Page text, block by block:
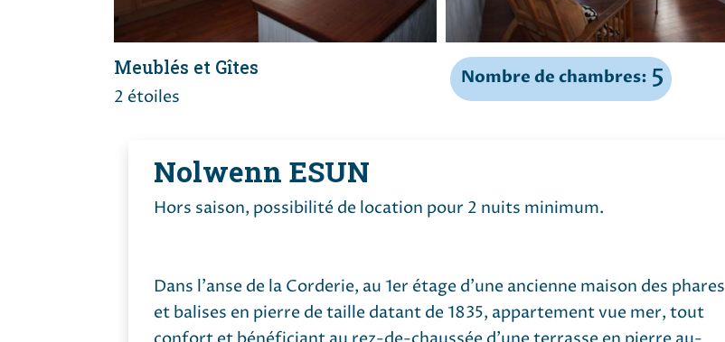
Meublés et Gîtes
2 étoiles
Nombre de chambres: 5
Nolwenn ESUN
Hors saison, possibilité de location pour 2 nuits minimum.
Dans l'anse de la Corderie, au 1er étage d'une ancienne maison des phares
et balises en pierre de taille datant de 1835, appartement vue mer, tout